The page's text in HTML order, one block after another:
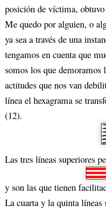
posición de víctima,
Me quedo por alguien, o
ya sea a través de una
tengamos en cuenta que
somos los que demoramos
actitudes que nos van
línea el hexagrama se
(12).
Las tres líneas superiores
y son las que tienen
La cuarta y la quinta